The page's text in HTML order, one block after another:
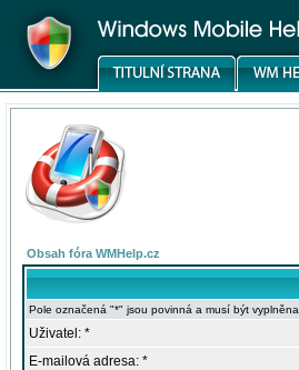
Obsah fóra WMHelp.cz
Pole označená "*" jsou povinná a musí být vyplněna
Uživatel: *
E-mailová adresa: *